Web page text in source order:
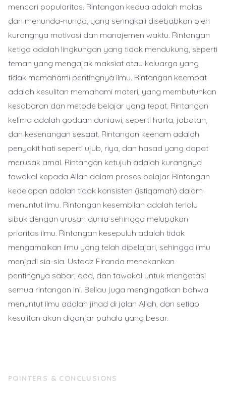
mencari popularitas. Rintangan kedua adalah malas
dan menunda-nunda, yang seringkali disebabkan oleh
kurangnya motivasi dan manajemen waktu. Rintangan
ketiga adalah lingkungan yang tidak mendukung, seperti
teman yang mengajak maksiat atau keluarga yang
tidak memahami pentingnya ilmu. Rintangan keempat
adalah kesulitan memahami materi, yang membutuhkan
kesabaran dan metode belajar yang tepat. Rintangan
kelima adalah godaan duniawi, seperti harta, jabatan,
dan kesenangan sesaat. Rintangan keenam adalah
penyakit hati seperti ujub, riya, dan hasad yang dapat
merusak amal. Rintangan ketujuh adalah kurangnya
tawakal kepada Allah dalam proses belajar. Rintangan
kedelapan adalah tidak konsisten (istiqamah) dalam
menuntut ilmu. Rintangan kesembilan adalah terlalu
sibuk dengan urusan dunia sehingga melupakan
prioritas ilmu. Rintangan kesepuluh adalah tidak
mengamalkan ilmu yang telah dipelajari, sehingga ilmu
menjadi sia-sia. Ustadz Firanda menekankan
pentingnya sabar, doa, dan tawakal untuk mengatasi
semua rintangan ini. Beliau juga mengingatkan bahwa
menuntut ilmu adalah jihad di jalan Allah, dan setiap
kesulitan akan diganjar pahala yang besar.
POINTERS & CONCLUSIONS